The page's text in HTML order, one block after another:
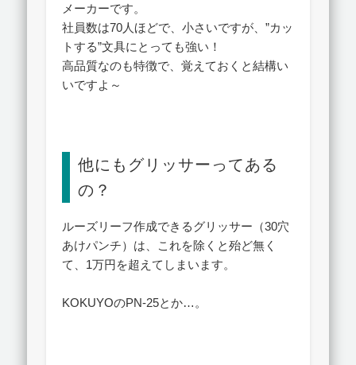
メーカーです。
社員数は70人ほどで、小さいですが、”カッ
トする”文具にとっても強い！
高品質なのも特徴で、覚えておくと結構い
いですよ～
他にもグリッサーってある
の？
ルーズリーフ作成できるグリッサー（30穴
あけパンチ）は、これを除くと殆ど無く
て、1万円を超えてしまいます。
KOKUYOのPN-25とか…。